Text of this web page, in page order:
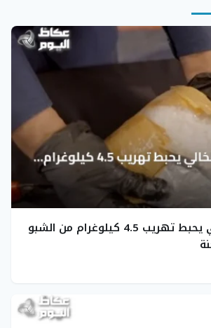
جمرك الربع الخالي يحبط تهريب 4.5 كيلوغرام من الشبو